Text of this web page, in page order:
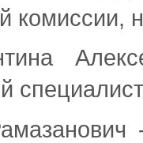
комиссии,